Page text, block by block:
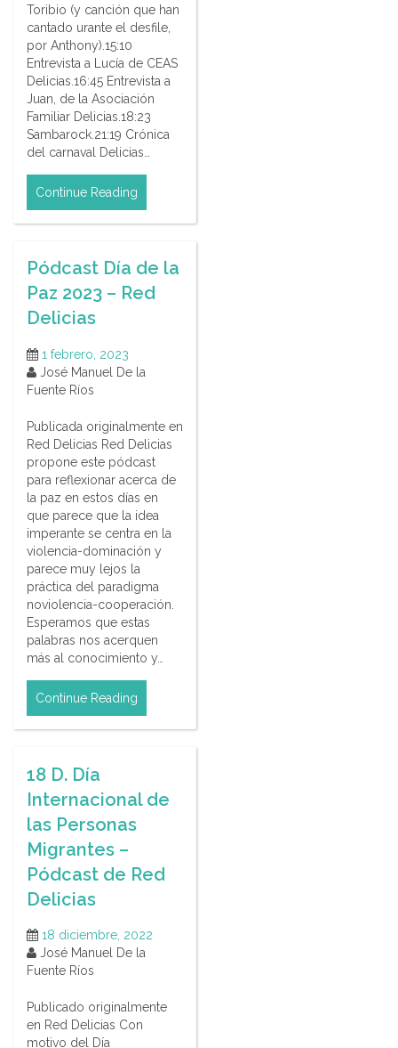
Toribio (y canción que han
cantado urante el desfile,
por Anthony).15:10
Entrevista a Lucía de CEAS
Delicias.16:45 Entrevista a
Juan, de la Asociación
Familiar Delicias.18:23
Sambarock.21:19 Crónica
del carnaval Delicias…
Continue Reading
Pódcast Día de la
Paz 2023 – Red
Delicias
1 febrero, 2023
José Manuel De la
Fuente Ríos
Publicada originalmente en
Red Delicias Red Delicias
propone este pódcast
para reflexionar acerca de
la paz en estos días en
que parece que la idea
imperante se centra en la
violencia-dominación y
parece muy lejos la
práctica del paradigma
noviolencia-cooperación.
Esperamos que estas
palabras nos acerquen
más al conocimiento y…
Continue Reading
18 D. Día
Internacional de
las Personas
Migrantes –
Pódcast de Red
Delicias
18 diciembre, 2022
José Manuel De la
Fuente Ríos
Publicado originalmente
en Red Delicias Con
motivo del Día